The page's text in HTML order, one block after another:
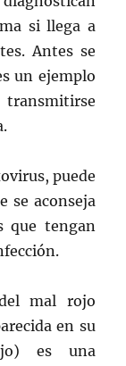
si llega a
Antes se
un ejemplo
transmitirse
puede
se aconseja
que tengan
mal rojo
en su
es una